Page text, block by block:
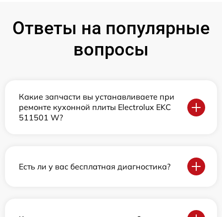
Ответы на популярные
вопросы
Какие запчасти вы устанавливаете при
ремонте кухонной плиты Electrolux EKC
511501 W?
Есть ли у вас бесплатная диагностика?